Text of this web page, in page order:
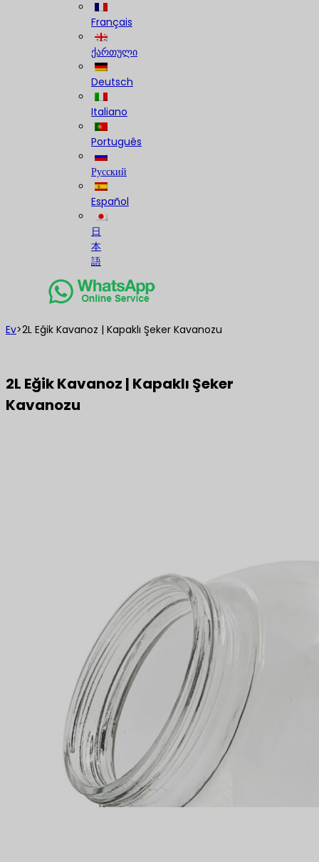
Français
ქართული
Deutsch
Italiano
Português
Русский
Español
日
本
語
Ev>2L Eğik Kavanoz | Kapaklı Şeker Kavanozu
2L Eğik Kavanoz | Kapaklı Şeker
Kavanozu